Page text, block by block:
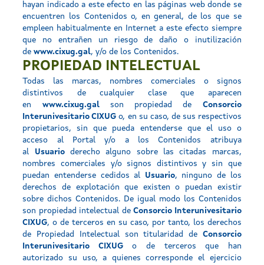
hayan indicado a este efecto en las páginas web donde se
encuentren los Contenidos o, en general, de los que se
empleen habitualmente en Internet a este efecto siempre
que no entrañen un riesgo de daño o inutilización
dewww.cixug.gal, y/o de los Contenidos.
PROPIEDAD INTELECTUAL
Todas las marcas, nombres comerciales o signos
distintivos de cualquier clase que aparecen
en www.cixug.galson propiedad de Consorcio
Interunivesitario CIXUG o, en su caso, de sus respectivos
propietarios, sin que pueda entenderse que el uso o
acceso al Portal y/o a los Contenidos atribuya
al Usuarioderecho alguno sobre las citadas marcas,
nombres comerciales y/o signos distintivos y sin que
puedan entenderse cedidos al Usuario, ninguno de los
derechos de explotación que existen o puedan existir
sobre dichos Contenidos. De igual modo los Contenidos
son propiedad intelectual deConsorcio Interunivesitario
CIXUG, o de terceros en su caso, por tanto, los derechos
de Propiedad Intelectual son titularidad de Consorcio
Interunivesitario CIXUGo de terceros que han
autorizado su uso, a quienes corresponde el ejercicio